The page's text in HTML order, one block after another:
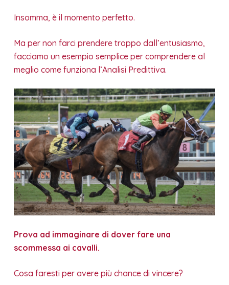
Insomma, è il momento perfetto.
Ma per non farci prendere troppo dall’entusiasmo,
facciamo un esempio semplice per comprendere al
meglio come funziona l’Analisi Predittiva.
Prova ad immaginare di dover fare una
scommessa ai cavalli.
Cosa faresti per avere più chance di vincere?